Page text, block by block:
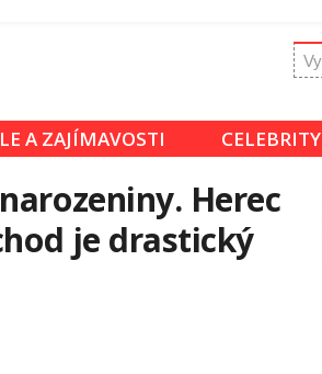
A ZAJÍMAVOSTI CELEBRITY
Herec
je drastický